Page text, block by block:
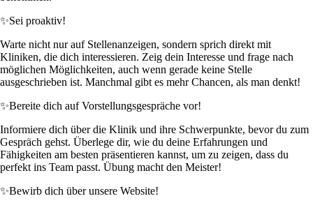
✨Sei proaktiv!
Warte nicht nur auf Stellenanzeigen, sondern sprich direkt mit
Kliniken, die dich interessieren. Zeig dein Interesse und frage nach
möglichen Möglichkeiten, auch wenn gerade keine Stelle
ausgeschrieben ist. Manchmal gibt es mehr Chancen, als man denkt!
✨Bereite dich auf Vorstellungsgespräche vor!
Informiere dich über die Klinik und ihre Schwerpunkte, bevor du zum
Gespräch gehst. Überlege dir, wie du deine Erfahrungen und
Fähigkeiten am besten präsentieren kannst, um zu zeigen, dass du
perfekt ins Team passt. Übung macht den Meister!
✨Bewirb dich über unsere Website!